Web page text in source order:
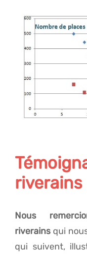
riverains
Nous
riverains qui
qui suivent,